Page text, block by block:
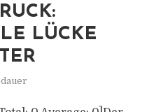
LÜCKE